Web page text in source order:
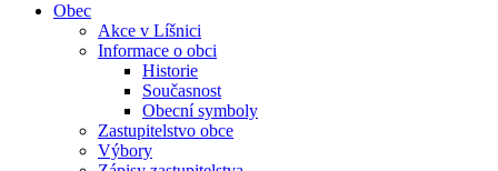
Obec
Akce v Líšnici
Informace o obci
Historie
Současnost
Obecní symboly
Zastupitelstvo obce
Výbory